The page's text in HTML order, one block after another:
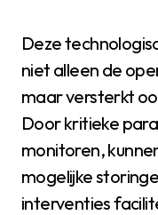
Deze
niet alleen de
maar versterkt
Door kritieke
monitoren,
mogelijke
interventies